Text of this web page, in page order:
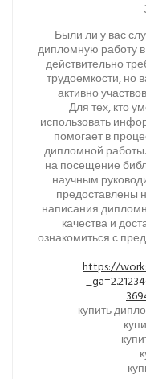
Были ли у вас
дипломную работу
действительно
трудоемкости, но
активно
Для тех, кто
использовать
помогает в
дипломной
на посещение
научным
предоставлены
написания
качества и
ознакомиться с
https://
купить